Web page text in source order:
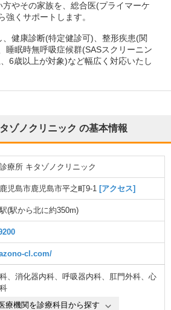
やその家族を、総合医(プライマーケ
強くサポートします。
健康診断(特定健診可)、整形疾患(関
睡眠時無呼吸症候群(SASスクリーニン
6歳以上が対象)など幅広く対応いたし
ゾノクリニック の基本情報
療所 キタゾノクリニック
児島市鹿児島市平之町9-1 [アクセス]
(駅から北に約350m)
cl.com/
、 消化器内科、 呼吸器内科、 肛門外科、 心
療機関を診療科目から探す